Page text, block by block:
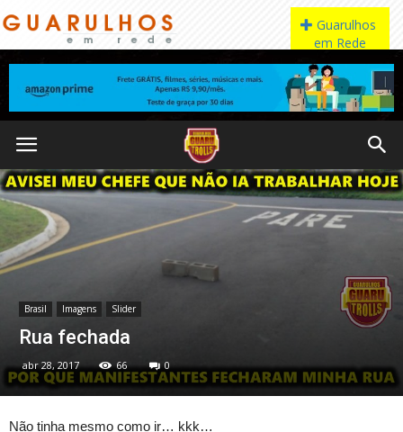
Brasil Imagens Slider
Rua fechada
abr 28, 2017 66 0
Não tinha mesmo como ir… kkk…